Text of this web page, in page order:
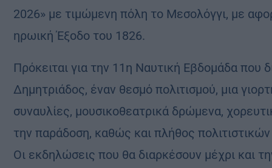
2026» με τιμώμενη πόλη το Μεσολόγγι, με
ηρωική Έξοδο του 1826.
Πρόκειται για την 11η Ναυτική Εβδομάδα που
Δημητριάδος, έναν θεσμό πολιτισμού, μια
συναυλίες, μουσικοθεατρικά δρώμενα,
την παράδοση, καθώς και πλήθος
Οι εκδηλώσεις που θα διαρκέσουν μέχρι και